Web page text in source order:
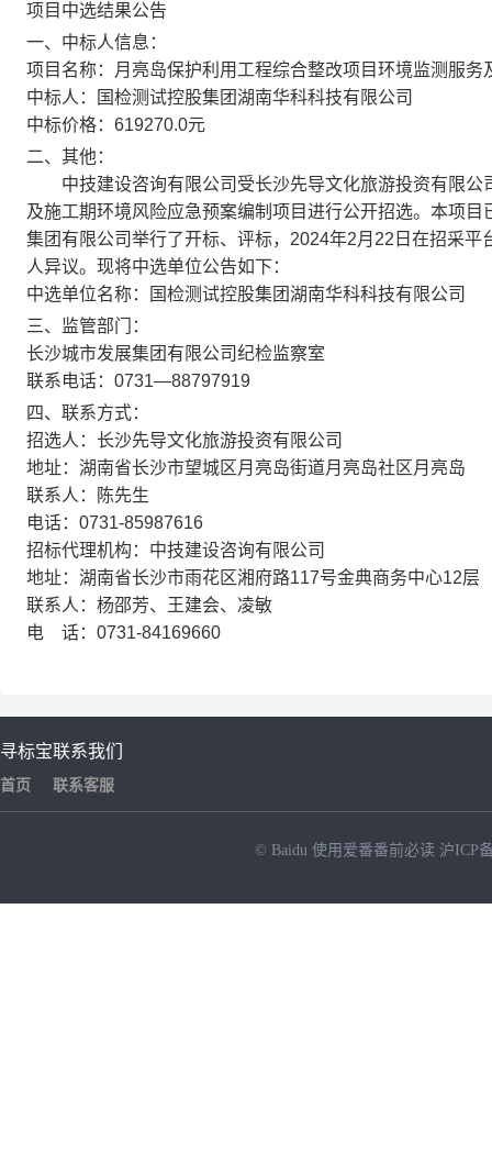
项目中选结果公告
一、中标人信息：
项目名称：月亮岛保护利用工程综合整改项目环境监测服
中标人：国检测试控股集团湖南华科科技有限公司
中标价格：619270.0元
二、其他：
中技建设咨询有限公司受长沙先导文化旅游投资有限公
及施工期环境风险应急预案编制项目进行公开招选。本项
集团有限公司举行了开标、评标，2024年2月22日在招采
人异议。现将中选单位公告如下：
中选单位名称：国检测试控股集团湖南华科科技有限公司
三、监管部门：
长沙城市发展集团有限公司纪检监察室
联系电话：0731—88797919
四、联系方式：
招选人：长沙先导文化旅游投资有限公司
地址：湖南省长沙市望城区月亮岛街道月亮岛社区月亮岛
联系人：陈先生
电话：0731-85987616
招标代理机构：中技建设咨询有限公司
地址：湖南省长沙市雨花区湘府路117号金典商务中心12层
联系人：杨邵芳、王建会、凌敏
电 话：0731-84169660
寻标宝
首页
联系我们
联系客服
© Baidu 使用爱番番前必读 沪ICP